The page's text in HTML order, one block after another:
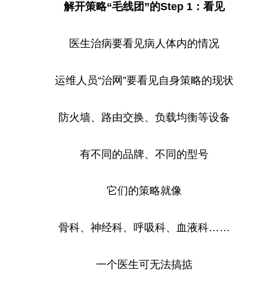
解开策略“毛线团”的Step 1：看见
医生治病要看见病人体内的情况
运维人员“治网”要看见自身策略的现状
防火墙、路由交换、负载均衡等设备
有不同的品牌、不同的型号
它们的策略就像
骨科、神经科、呼吸科、血液科……
一个医生可无法搞掂